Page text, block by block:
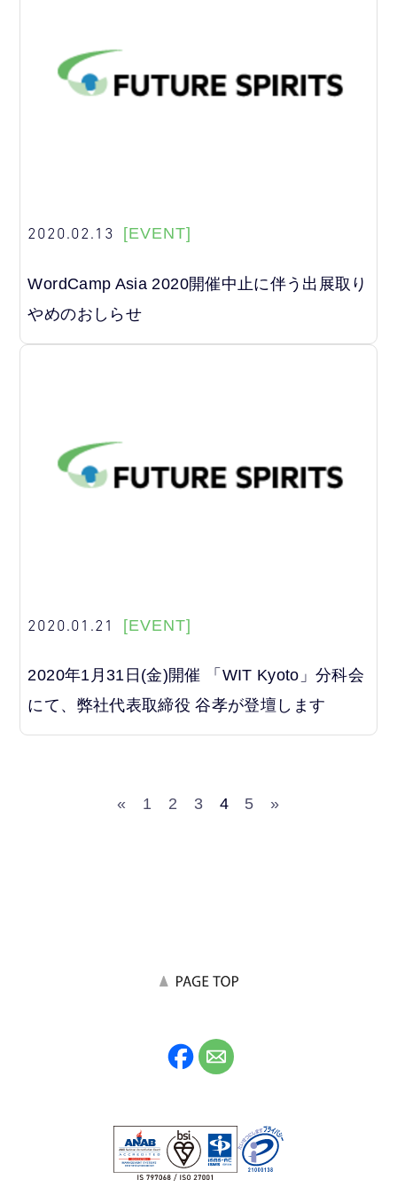
2020.02.13 [EVENT]
WordCamp Asia 2020開催中止に伴う出展取り
やめのおしらせ
2020.01.21 [EVENT]
2020年1月31日(金)開催 「WIT Kyoto」分科会
にて、弊社代表取締役 谷孝が登壇します
« 1 2 3 4 5 »